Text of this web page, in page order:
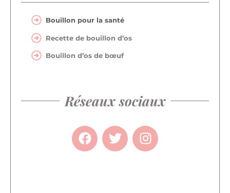
Bouillon pour la santé
Recette de bouillon d’os
Bouillon d’os de bœuf
Réseaux sociaux